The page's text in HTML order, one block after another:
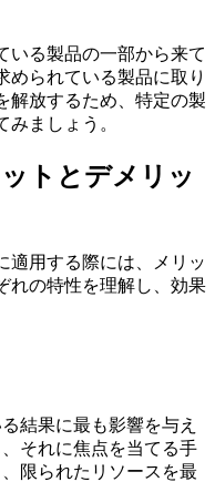
いる製品の一部から来て
められている製品に取り
解放するため、特定の製
ましょう。
トとデメリッ
適用する際には、メリッ
れの特性を理解し、効果
結果に最も影響を与え
それに焦点を当てる手
限られたリソースを最